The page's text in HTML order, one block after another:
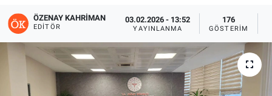
ÖZENAY KAHRIMAN
EDITÖR
03.02.2026 - 13:52
YAYINLANMA
176
GÖSTERIM